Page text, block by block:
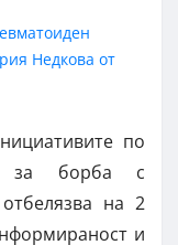
по
за борба с
на 2
и